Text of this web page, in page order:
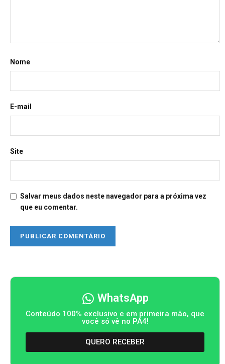
Nome
E-mail
Site
Salvar meus dados neste navegador para a próxima vez
que eu comentar.
WhatsApp
Conteúdo 100% exclusivo e em primeira mão, que
você só vê no PA4!
QUERO RECEBER